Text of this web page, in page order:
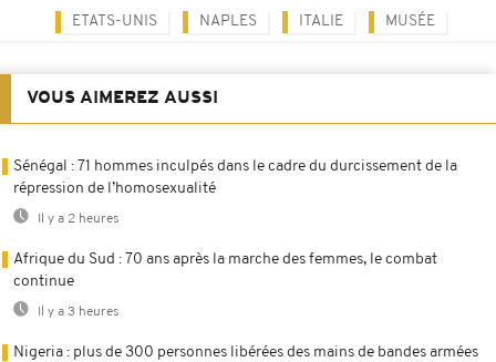
ETATS-UNIS NAPLES ITALIE MUSÉE
VOUS AIMEREZ AUSSI
Sénégal : 71 hommes inculpés dans le cadre du durcissement de la
répression de l’homosexualité
Il y a 2 heures
Afrique du Sud : 70 ans après la marche des femmes, le combat
continue
Il y a 3 heures
Nigeria : plus de 300 personnes libérées des mains de bandes armées